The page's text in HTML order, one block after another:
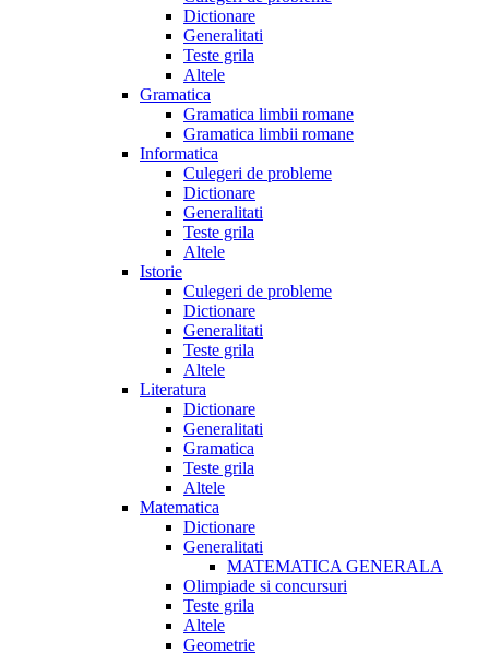
Dictionare
Generalitati
Teste grila
Altele
Gramatica
Gramatica limbii romane
Gramatica limbii romane
Informatica
Culegeri de probleme
Dictionare
Generalitati
Teste grila
Altele
Istorie
Culegeri de probleme
Dictionare
Generalitati
Teste grila
Altele
Literatura
Dictionare
Generalitati
Gramatica
Teste grila
Altele
Matematica
Dictionare
Generalitati
MATEMATICA GENERALA
Olimpiade si concursuri
Teste grila
Altele
Geometrie